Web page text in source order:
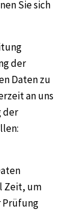
Sie sich
der
Daten zu
an uns
der
Zeit, um
Prüfung